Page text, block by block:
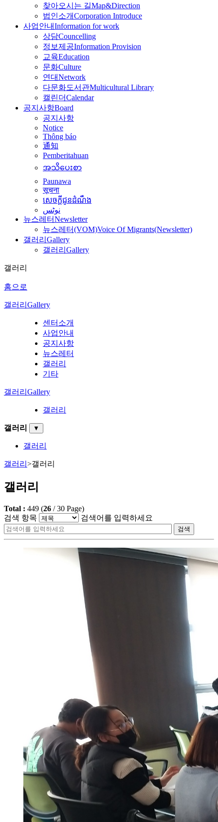
찾아오시는 길Map&Direction
법인소개Corporation Introduce
사업안내Information for work
상담Councelling
정보제공Information Provision
교육Education
문화Culture
연대Network
다문화도서관Multicultural Library
캘린더Calendar
공지사항Board
공지사항
Notice
Thông báo
通知
Pemberitahuan
အသိပေးစာ
Paunawa
सूचना
សេចក្តីជូនដំណឹង
نوٹس
뉴스레터Newsletter
뉴스레터(VOM)Voice Of Migrants(Newsletter)
갤러리 Gallery
갤러리 Gallery
갤러리
홈으로
갤러리 Gallery
센터소개
사업안내
공지사항
뉴스레터
갤러리
기타
갤러리 Gallery
갤러리
갤러리 ▼
갤러리
갤러리 >갤러리
갤러리
Total : 449 (26 /30 Page)
검색 항목
검색어를 입력하세요
검색